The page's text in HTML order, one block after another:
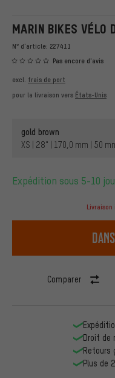
MARIN BIKES VÉLO
N° d'article: 227411
Pas encore d'avis
excl. frais de port
pour la livraison vers États-Unis
gold brown
XS | 28" | 170,0 mm | 50
Expédition sous 5-10
Comparer
Droit de
Retours
Plus de